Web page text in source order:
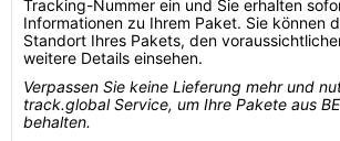
Tracking-Nummer ein und Sie erhalten
Informationen zu Ihrem Paket. Sie können
Standort Ihres Pakets, den
weitere Details einsehen.
Verpassen Sie keine Lieferung mehr und
track.global Service, um Ihre Pakete aus
behalten.